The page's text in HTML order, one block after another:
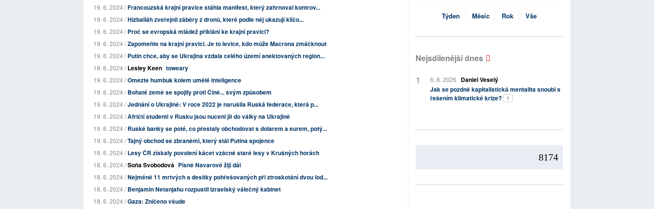
19. 6. 2024 /Francouzská krajní pravice stáhla manifest, který zahrnoval kontrov...
19. 6. 2024 /Hizballáh zveřejnil záběry z dronů, které podle něj ukazují klíčo...
19. 6. 2024 /Proč se evropská mládež přiklání ke krajní pravici?
19. 6. 2024 /Zapomeňte na krajní pravici. Je to levice, kdo může Macrona zmáčknout
19. 6. 2024 /Putin chce, aby se Ukrajina vzdala celého území anektovaných region...
18. 6. 2024 /Lesley Keen toweary
19. 6. 2024 /Omezte humbuk kolem umělé inteligence
19. 6. 2024 /Bohaté země se spojily proti Číně... svým způsobem
19. 6. 2024 /Jednání o Ukrajině: V roce 2022 je narušila Ruská federace, která p...
19. 6. 2024 /Afričtí studenti v Rusku jsou nuceni jít do války na Ukrajině
19. 6. 2024 /Ruské banky se poté, co přestaly obchodovat s dolarem a eurem, potý...
19. 6. 2024 /Tajný obchod se zbraněmi, který stál Putina spojence
18. 6. 2024 /Lesy ČR získaly povolení kácet vzácné staré lesy v Krušných horách
18. 6. 2024 /Soňa Svobodová Písně Navarové žijí dál
18. 6. 2024 /Nejméně 11 mrtvých a desítky pohřešovaných při ztroskotání dvou lod...
18. 6. 2024 /Benjamin Netanjahu rozpustil izraelský válečný kabinet
18. 6. 2024 /Gaza: Zničeno všude
Týden Měsíc Rok Vše
Nejsdílenější dnes
6. 8. 2026
Daniel Veselý
Jak se pozdně kapitalistická mentalita snoubí s
řešením klimatické krize?
1
8174